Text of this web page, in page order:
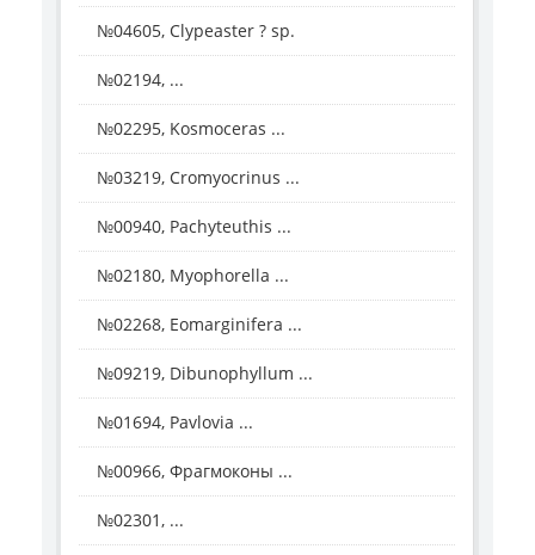
№04605, Clypeaster ? sp.
№02194, ...
№02295, Kosmoceras ...
№03219, Cromyocrinus ...
№00940, Pachyteuthis ...
№02180, Myophorella ...
№02268, Eomarginifera ...
№09219, Dibunophyllum ...
№01694, Pavlovia ...
№00966, Фрагмоконы ...
№02301, ...